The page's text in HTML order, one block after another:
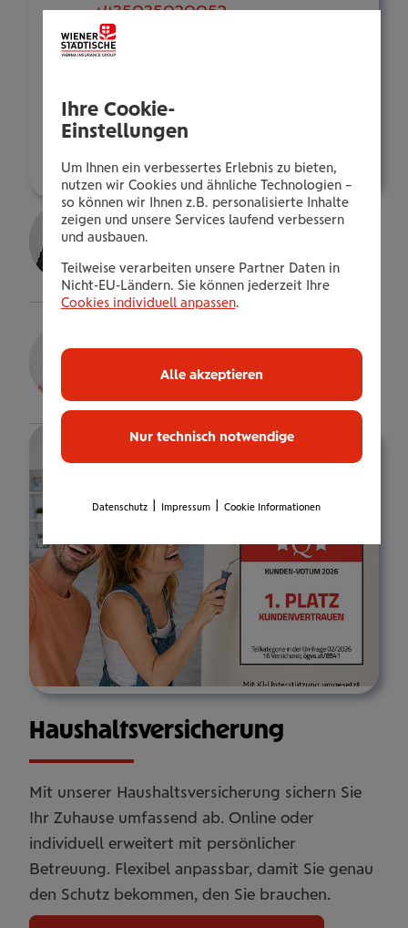
+435035020052
Mobil:
+436646013920052
t.wuggenig@wienerstaedtische.at
Christopher Ott
Versicherungsexp.
Details
Details
Haus­halts­ver­si­che­rung
Mit unserer Haushaltsversicherung sichern Sie
Ihr Zuhause umfassend ab. Online oder
individuell erweitert mit persönlicher
Betreuung. Flexibel anpassbar, damit Sie genau
den Schutz bekommen, den Sie brauchen.
Ihre Cookie-
Einstellungen
Um Ihnen ein verbessertes Erlebnis zu bieten,
nutzen wir Cookies und ähnliche Technologien –
so können wir Ihnen z.B. personalisierte Inhalte
zeigen und unsere Services laufend verbessern
und ausbauen.
Teilweise verarbeiten unsere Partner Daten in
Nicht-EU-Ländern. Sie können jederzeit Ihre
Cookies individuell anpassen.
Nur technisch notwendige
Alle akzeptieren
Datenschutz Impressum Cookie Informationen